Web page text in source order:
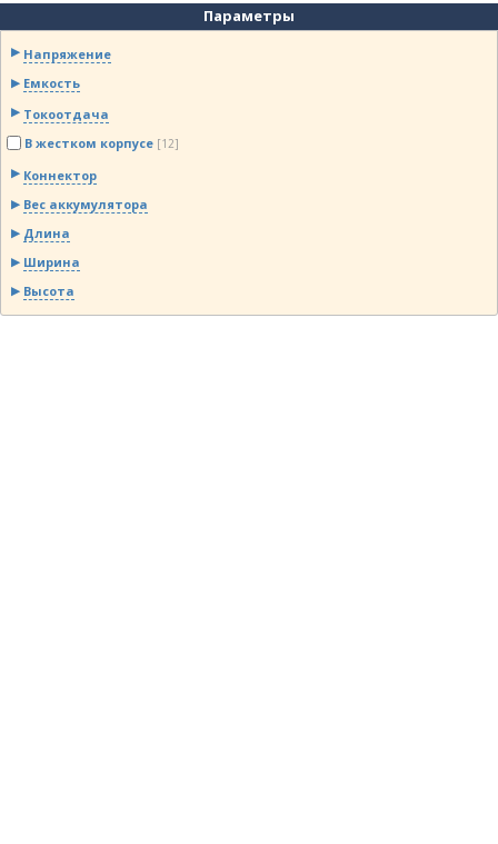
Параметры
Напряжение
Емкость
Токоотдача
В жестком корпусе [12]
Коннектор
Вес аккумулятора
Длина
Ширина
Высота